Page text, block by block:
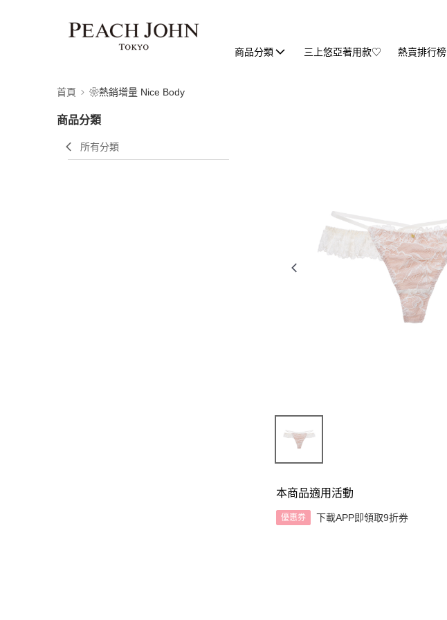
商品分類 三上悠亞著用款♡ 熱賣排行榜
首頁 ❀熱銷增量 Nice Body
商品分類
所有分類
本商品適用活動
優惠券 下載APP即領取9折券